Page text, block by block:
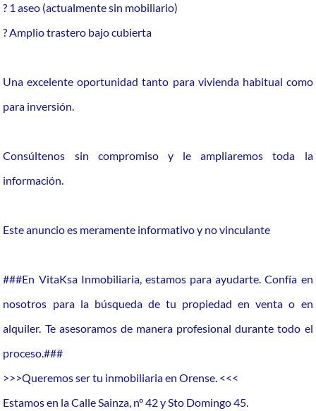
? 1 aseo (actualmente sin mobiliario)
? Amplio trastero bajo cubierta
Una excelente oportunidad tanto para vivienda habitual como
para inversión.
Consúltenos sin compromiso y le ampliaremos toda la
información.
Este anuncio es meramente informativo y no vinculante
###En VitaKsa Inmobiliaria, estamos para ayudarte. Confía en
nosotros para la búsqueda de tu propiedad en venta o en
alquiler. Te asesoramos de manera profesional durante todo el
proceso.###
>>>Queremos ser tu inmobiliaria en Orense. <<<
Estamos en la Calle Sainza, nº 42 y Sto Domingo 45.